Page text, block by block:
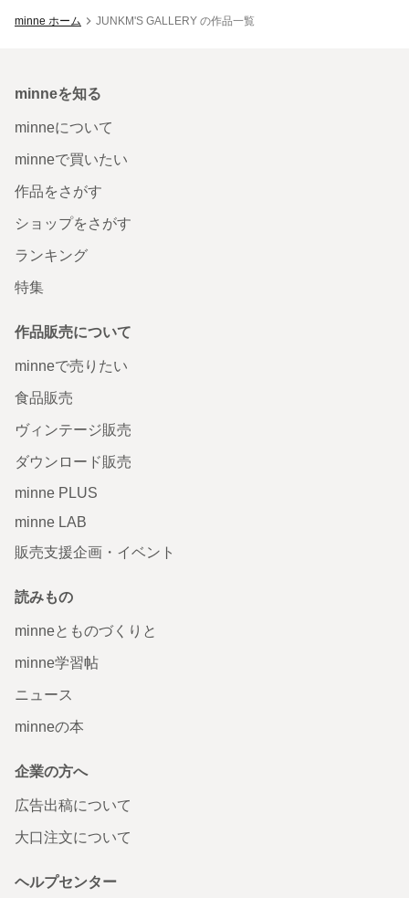
minne ホーム JUNKM'S GALLERY の作品一覧
minneを知る
minneについて
minneで買いたい
作品をさがす
ショップをさがす
ランキング
特集
作品販売について
minneで売りたい
食品販売
ヴィンテージ販売
ダウンロード販売
minne PLUS
minne LAB
販売支援企画・イベント
読みもの
minneとものづくりと
minne学習帖
ニュース
minneの本
企業の方へ
広告出稿について
大口注文について
ヘルプセンター